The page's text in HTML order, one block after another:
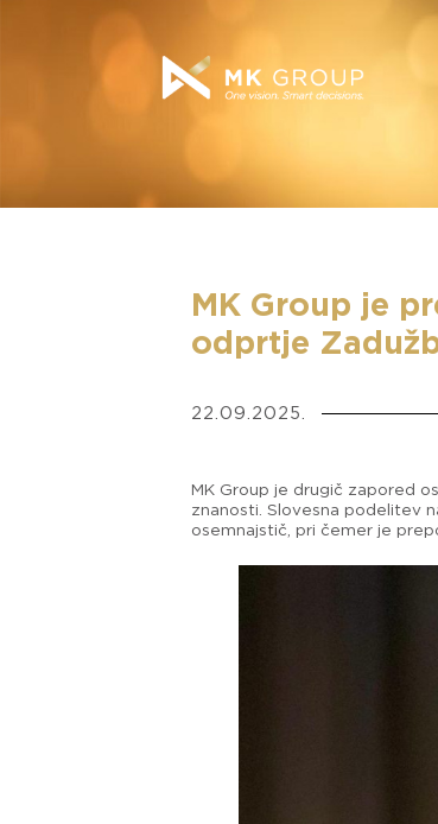
MK Group je
odprtje
22.09.2025.
MK Group je drugič zapored
znanosti. Slovesna podelitev
osemnajstič, pri čemer je